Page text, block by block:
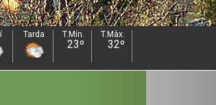
Matí Tarda T.Mín.
23º